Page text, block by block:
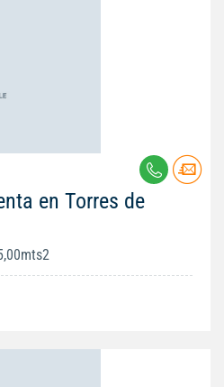
en Torres de